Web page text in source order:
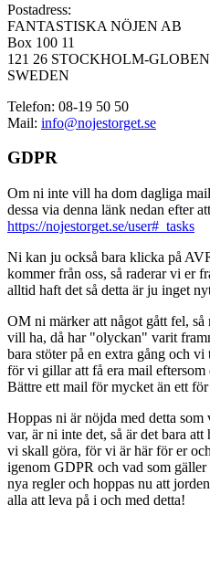
Postadress:
FANTASTISKA NÖJEN AB
Box 100 11
121 26 STOCKHOLM-GLOBEN
SWEDEN
Telefon: 08-19 50 50
Mail: info@nojestorget.se
GDPR
Om ni inte vill ha dom dagliga
dessa via denna länk nedan efter
https://nojestorget.se/user#_tasks
Ni kan ju också bara klicka på
kommer från oss, så raderar vi er
alltid haft det så detta är ju inget
OM ni märker att något gått fel,
vill ha, då har "olyckan" varit
bara stöter på en extra gång och
för vi gillar att få era mail
Bättre ett mail för mycket än ett
Hoppas ni är nöjda med detta
var, är ni inte det, så är det bara
vi skall göra, för vi är här för er
igenom GDPR och vad som gäller
nya regler och hoppas nu att
alla att leva på i och med detta!